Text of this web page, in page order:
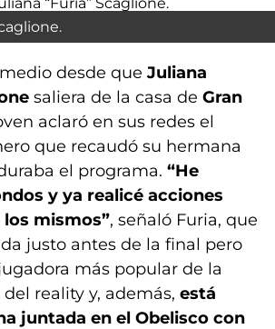
desde que Juliana
saliera de la casa de Gran
aclaró en sus redes el
que recaudó su hermana
el programa. “He
y ya realicé acciones
mismos”, señaló Furia, que
justo antes de la final pero
más popular de la
reality y, además, está
juntada en el Obelisco con